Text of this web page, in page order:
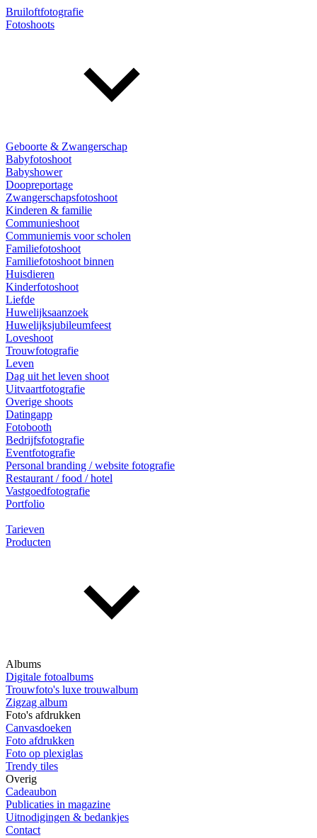
Bruiloftfotografie
Fotoshoots
Geboorte & Zwangerschap
Babyfotoshoot
Babyshower
Doopreportage
Zwangerschapsfotoshoot
Kinderen & familie
Communieshoot
Communiemis voor scholen
Familiefotoshoot
Familiefotoshoot binnen
Huisdieren
Kinderfotoshoot
Liefde
Huwelijksaanzoek
Huwelijksjubileumfeest
Loveshoot
Trouwfotografie
Leven
Dag uit het leven shoot
Uitvaartfotografie
Overige shoots
Datingapp
Fotobooth
Bedrijfsfotografie
Eventfotografie
Personal branding / website fotografie
Restaurant / food / hotel
Vastgoedfotografie
Portfolio
Tarieven
Producten
Albums
Digitale fotoalbums
Trouwfoto's luxe trouwalbum
Zigzag album
Foto's afdrukken
Canvasdoeken
Foto afdrukken
Foto op plexiglas
Trendy tiles
Overig
Cadeaubon
Publicaties in magazine
Uitnodigingen & bedankjes
Contact